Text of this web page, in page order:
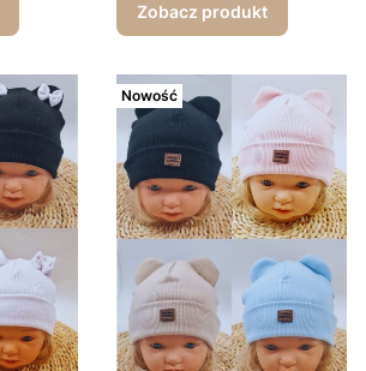
Zobacz produkt
Nowość